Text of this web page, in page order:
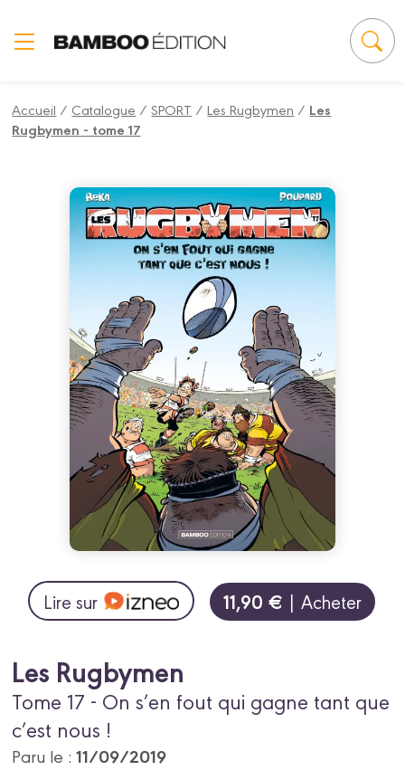
Accueil / Catalogue /SPORT /Les Rugbymen / Les
Rugbymen - tome 17
Lire sur 11,90 € | Acheter
Les Rugbymen
Tome 17 - On s’en fout qui gagne tant que
c’est nous !
Paru le :11/09/2019